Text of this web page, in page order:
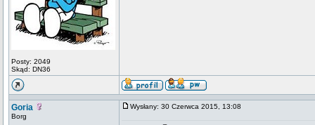
Posty: 2049
Skąd: DN36
Goria
Borg
Wysłany: 30 Czerwca 2015, 13:08